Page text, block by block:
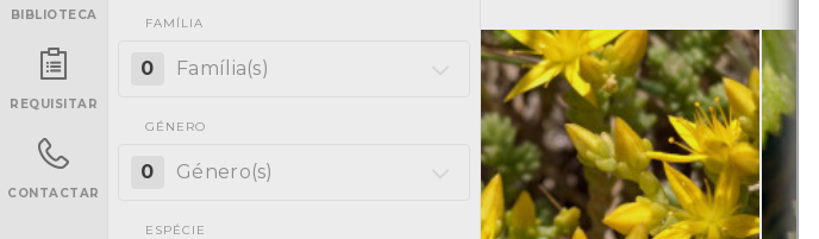
BIBLIOTECA
REQUISITAR
CONTACTAR
FAMÍLIA
0 Família(s)
GÉNERO
0 Género(s)
ESPÉCIE